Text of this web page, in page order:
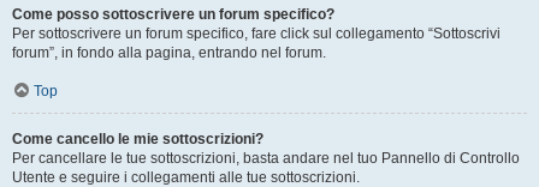
Come posso sottoscrivere un forum specifico?
Per sottoscrivere un forum specifico, fare click sul collegamento “Sottoscrivi
forum”, in fondo alla pagina, entrando nel forum.
Top
Come cancello le mie sottoscrizioni?
Per cancellare le tue sottoscrizioni, basta andare nel tuo Pannello di Controllo
Utente e seguire i collegamenti alle tue sottoscrizioni.